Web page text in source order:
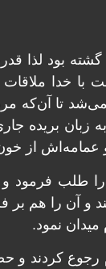
بود لذا
با خدا
تا آن‌كه
زبان بريده
عمامه‌اش از
را طلب فرمود
آن را هم بر
نمود.
كردند و